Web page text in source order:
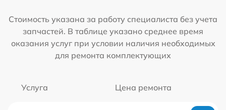
Стоимость указана за работу специалиста без учета
запчастей. В таблице указано среднее время
оказания услуг при условии наличия необходимых
для ремонта комплектующих
Услуга Цена ремонта